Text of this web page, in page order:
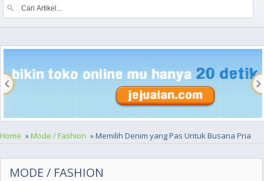
Home »Mode / Fashion » Memilih Denim yang Pas Untuk Busana Pria
MODE / FASHION